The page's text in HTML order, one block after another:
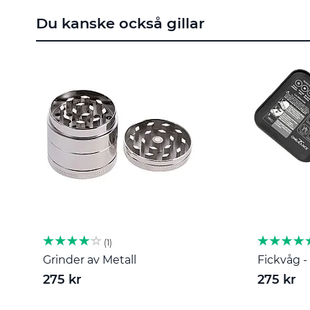
början
av
Du kanske också gillar
1
Grinder av Metall
275 kr
Fickvåg -
275 kr